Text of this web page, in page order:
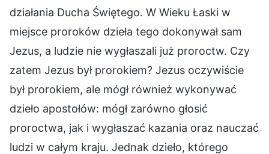
działania Ducha Świętego. W Wieku Łaski w
miejsce proroków dzieła tego dokonywał sam
Jezus, a ludzie nie wygłaszali już proroctw. Czy
zatem Jezus był prorokiem? Jezus oczywiście
był prorokiem, ale mógł również wykonywać
dzieło apostołów: mógł zarówno głosić
proroctwa, jak i wygłaszać kazania oraz nauczać
ludzi w całym kraju. Jednak dzieło, którego